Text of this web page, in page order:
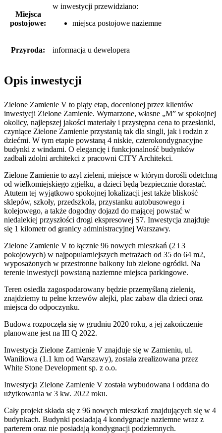
Miejsca
postojowe:
w inwestycji przewidziano:
miejsca postojowe naziemne
Przyroda: informacja u dewelopera
Opis inwestycji
Zielone Zamienie V to piąty etap, docenionej przez klientów
inwestycji Zielone Zamienie. Wymarzone, własne „M” w spokojnej
okolicy, najlepszej jakości materiały i przystępna cena to przesłanki,
czyniące Zielone Zamienie przystanią tak dla singli, jak i rodzin z
dziećmi. W tym etapie powstaną 4 niskie, czterokondygnacyjne
budynki z windami. O elegancję i funkcjonalność budynków
zadbali zdolni architekci z pracowni CITY Architekci.
Zielone Zamienie to azyl zieleni, miejsce w którym dorośli odetchną
od wielkomiejskiego zgiełku, a dzieci będą bezpiecznie dorastać.
Atutem tej wyjątkowo spokojnej lokalizacji jest także bliskość
sklepów, szkoły, przedszkola, przystanku autobusowego i
kolejowego, a także dogodny dojazd do mającej powstać w
niedalekiej przyszłości drogi ekspresowej S7. Inwestycja znajduje
się 1 kilometr od granicy administracyjnej Warszawy.
Zielone Zamienie V to łącznie 96 nowych mieszkań (2 i 3
pokojowych) w najpopularniejszych metrażach od 35 do 64 m2,
wyposażonych w przestronne balkony lub zielone ogródki. Na
terenie inwestycji powstaną naziemne miejsca parkingowe.
Teren osiedla zagospodarowany będzie przemyślaną zielenią,
znajdziemy tu pełne krzewów alejki, plac zabaw dla dzieci oraz
miejsca do odpoczynku.
Budowa rozpoczęła się w grudniu 2020 roku, a jej zakończenie
planowane jest na III Q 2022.
Inwestycja Zielone Zamienie V znajduje się w Zamieniu, ul.
Waniliowa (1.1 km od Warszawy), została zrealizowana przez
White Stone Development sp. z o.o.
Inwestycja Zielone Zamienie V została wybudowana i oddana do
użytkowania w 3 kw. 2022 roku.
Cały projekt składa się z 96 nowych mieszkań znajdujących się w 4
budynkach. Budynki posiadają 4 kondygnacje naziemne wraz z
parterem oraz nie posiadają kondygnacji podziemnych.